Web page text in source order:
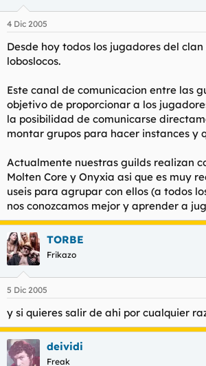
a
d
o
r
e
t
e
m
a
i
n
o
4 Dic 2005
Desde hoy todos los jugadores del
loboslocos.
Este canal de comunicacion entre las
objetivo de proporcionar a los
la posibilidad de comunicarse
montar grupos para hacer instances y
Actualmente nuestras guilds realizan
Molten Core y Onyxia asi que es muy
useis para agrupar con ellos (a todos
nos conozcamos mejor y aprender a
TORBE
Frikazo
5 Dic 2005
y si quieres salir de ahi por cualquier
deividi
Freak